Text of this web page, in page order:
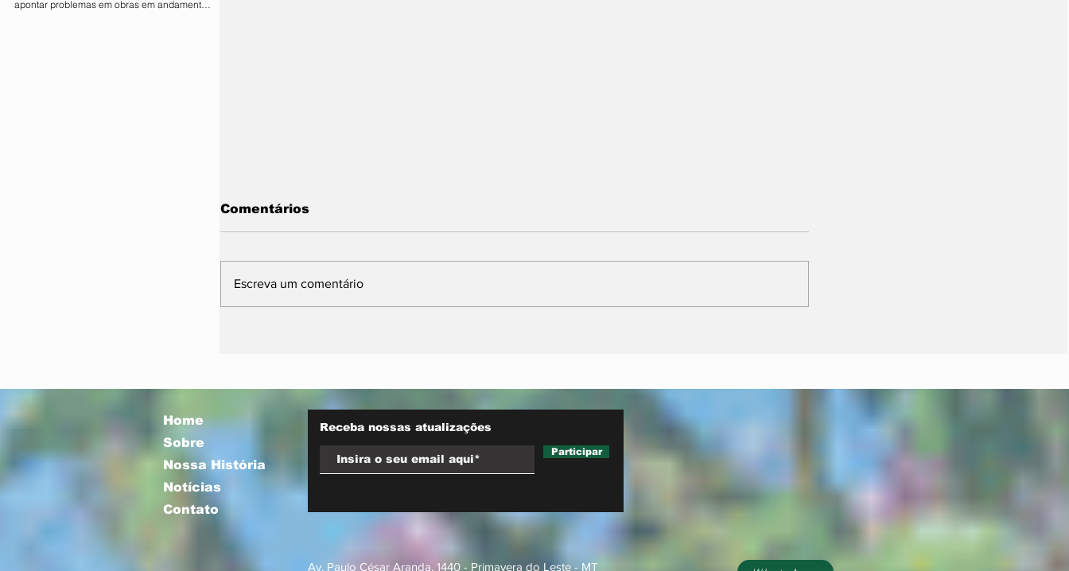
apontar problemas em obras em andamento
esse acordo
fortalecer candidatura
do MDB ao Senado
Comentários
Escreva um comentário
Home
Sobre
Nossa História
Notícias
Contato
Receba nossas atualizações
Participar
Av. Paulo César Aranda, 1440 - Primavera do Leste - MT